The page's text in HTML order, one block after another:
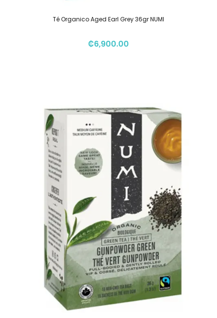
Té Organico Aged Earl Grey 36gr NUMI
₡6,900.00